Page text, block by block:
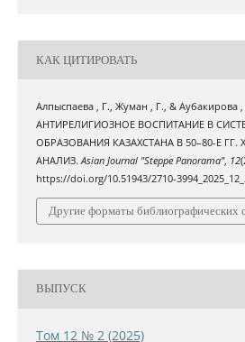
КАК ЦИТИРОВАТЬ
Алпыспаева , Г., Жуман , Г., & Аубакирова ,
АНТИРЕЛИГИОЗНОЕ ВОСПИТАНИЕ В
ОБРАЗОВАНИЯ КАЗАХСТАНА В 50–80-Е
АНАЛИЗ.Asian Journal "Steppe Panorama", 12
https://doi.org/10.51943/2710-
Другие форматы библиографических
ВЫПУСК
Том 12 № 2 (2025)